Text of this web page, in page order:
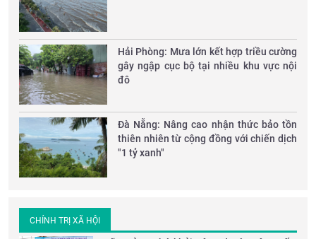
Hải Phòng: Mưa lớn kết hợp triều cường
gây ngập cục bộ tại nhiều khu vực nội
đô
Đà Nẵng: Nâng cao nhận thức bảo tồn
thiên nhiên từ cộng đồng với chiến dịch
"1 tỷ xanh"
CHÍNH TRỊ XÃ HỘI